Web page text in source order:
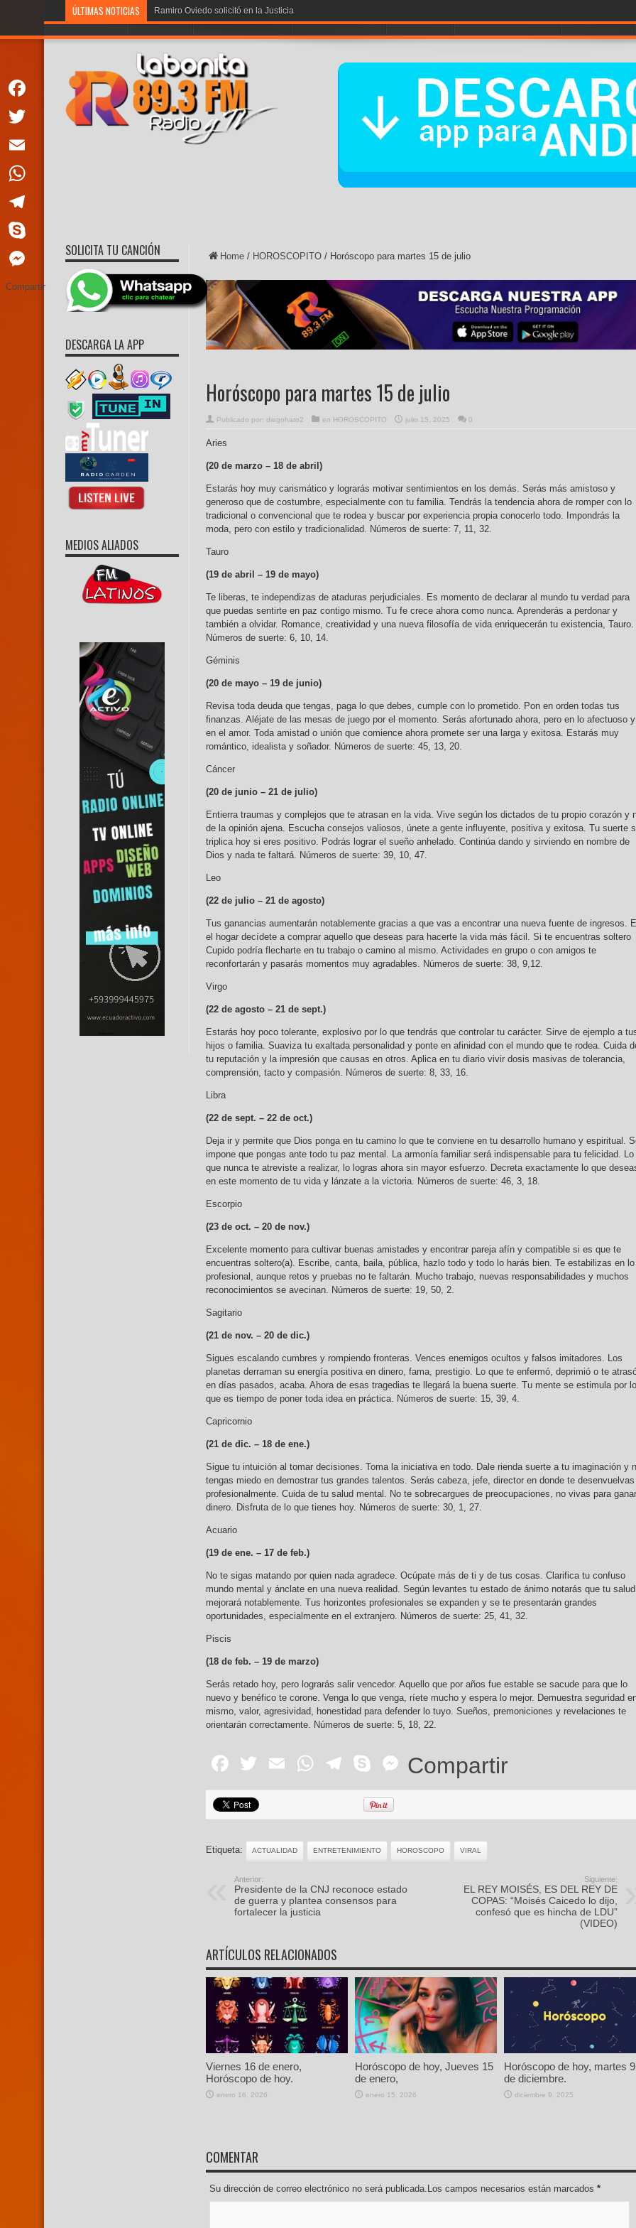
ÚLTIMAS NOTICIAS Ramiro Oviedo solicitó en la Justicia la quiebra de El Nacional
PORTADA LA BONITA PROGRAMACION VOTA POR LA # 1 NOTICIAS ENTRETENIMIENTO CONTÁCTOS
Home / HOROSCOPITO / Horóscopo para martes 15 de julio
Horóscopo para martes 15 de julio
Publicado por: diegoharo2 en HOROSCOPITO julio 15, 2025 0
Aries
(20 de marzo – 18 de abril)
Estarás hoy muy carismático y lograrás motivar sentimientos en los demás. Serás más amistoso y
generoso que de costumbre, especialmente con tu familia. Tendrás la tendencia ahora de romper con lo
tradicional o convencional que te rodea y buscar por experiencia propia conocerlo todo. Impondrás la
moda, pero con estilo y tradicionalidad. Números de suerte: 7, 11, 32.
Tauro
(19 de abril – 19 de mayo)
Te liberas, te independizas de ataduras perjudiciales. Es momento de declarar al mundo tu verdad para
que puedas sentirte en paz contigo mismo. Tu fe crece ahora como nunca. Aprenderás a perdonar y
también a olvidar. Romance, creatividad y una nueva filosofía de vida enriquecerán tu existencia, Tauro.
Números de suerte: 6, 10, 14.
Géminis
(20 de mayo – 19 de junio)
Revisa toda deuda que tengas, paga lo que debes, cumple con lo prometido. Pon en orden todas tus
finanzas. Aléjate de las mesas de juego por el momento. Serás afortunado ahora, pero en lo afectuoso y
en el amor. Toda amistad o unión que comience ahora promete ser una larga y exitosa. Estarás muy
romántico, idealista y soñador. Números de suerte: 45, 13, 20.
Cáncer
(20 de junio – 21 de julio)
Entierra traumas y complejos que te atrasan en la vida. Vive según los dictados de tu propio corazón y
de la opinión ajena. Escucha consejos valiosos, únete a gente influyente, positiva y exitosa. Tu suerte
triplica hoy si eres positivo. Podrás lograr el sueño anhelado. Continúa dando y sirviendo en nombre de
Dios y nada te faltará. Números de suerte: 39, 10, 47.
Leo
(22 de julio – 21 de agosto)
Tus ganancias aumentarán notablemente gracias a que vas a encontrar una nueva fuente de ingresos.
el hogar decídete a comprar aquello que deseas para hacerte la vida más fácil. Si te encuentras soltero
Cupido podría flecharte en tu trabajo o camino al mismo. Actividades en grupo o con amigos te
reconfortarán y pasarás momentos muy agradables. Números de suerte: 38, 9,12.
Virgo
(22 de agosto – 21 de sept.)
Estarás hoy poco tolerante, explosivo por lo que tendrás que controlar tu carácter. Sirve de ejemplo a
hijos o familia. Suaviza tu exaltada personalidad y ponte en afinidad con el mundo que te rodea. Cuida
tu reputación y la impresión que causas en otros. Aplica en tu diario vivir dosis masivas de tolerancia,
comprensión, tacto y compasión. Números de suerte: 8, 33, 16.
Libra
(22 de sept. – 22 de oct.)
Deja ir y permite que Dios ponga en tu camino lo que te conviene en tu desarrollo humano y espiritual.
impone que pongas ante todo tu paz mental. La armonía familiar será indispensable para tu felicidad. Lo
que nunca te atreviste a realizar, lo logras ahora sin mayor esfuerzo. Decreta exactamente lo que
en este momento de tu vida y lánzate a la victoria. Números de suerte: 46, 3, 18.
Escorpio
(23 de oct. – 20 de nov.)
Excelente momento para cultivar buenas amistades y encontrar pareja afín y compatible si es que te
encuentras soltero(a). Escribe, canta, baila, pública, hazlo todo y todo lo harás bien. Te estabilizas en lo
profesional, aunque retos y pruebas no te faltarán. Mucho trabajo, nuevas responsabilidades y muchos
reconocimientos se avecinan. Números de suerte: 19, 50, 2.
Sagitario
(21 de nov. – 20 de dic.)
Sigues escalando cumbres y rompiendo fronteras. Vences enemigos ocultos y falsos imitadores. Los
planetas derraman su energía positiva en dinero, fama, prestigio. Lo que te enfermó, deprimió o te
en días pasados, acaba. Ahora de esas tragedias te llegará la buena suerte. Tu mente se estimula por lo
que es tiempo de poner toda idea en práctica. Números de suerte: 15, 39, 4.
Capricornio
(21 de dic. – 18 de ene.)
Sigue tu intuición al tomar decisiones. Toma la iniciativa en todo. Dale rienda suerte a tu imaginación y
tengas miedo en demostrar tus grandes talentos. Serás cabeza, jefe, director en donde te desenvuelvas
profesionalmente. Cuida de tu salud mental. No te sobrecargues de preocupaciones, no vivas para ganar
dinero. Disfruta de lo que tienes hoy. Números de suerte: 30, 1, 27.
Acuario
(19 de ene. – 17 de feb.)
No te sigas matando por quien nada agradece. Ocúpate más de ti y de tus cosas. Clarifica tu confuso
mundo mental y ánclate en una nueva realidad. Según levantes tu estado de ánimo notarás que tu salud
mejorará notablemente. Tus horizontes profesionales se expanden y se te presentarán grandes
oportunidades, especialmente en el extranjero. Números de suerte: 25, 41, 32.
Piscis
(18 de feb. – 19 de marzo)
Serás retado hoy, pero lograrás salir vencedor. Aquello que por años fue estable se sacude para que lo
nuevo y benéfico te corone. Venga lo que venga, ríete mucho y espera lo mejor. Demuestra seguridad
mismo, valor, agresividad, honestidad para defender lo tuyo. Sueños, premoniciones y revelaciones te
orientarán correctamente. Números de suerte: 5, 18, 22.
Facebook
Twitter
EmailWhatsApp
Telegram
SkypeMessenger
Compartir
Etiqueta: ACTUALIDAD ENTRETENIMIENTO HOROSCOPO VIRAL
Anterior:
Presidente de la CNJ reconoce estado
de guerra y plantea consensos para
fortalecer la justicia
Siguiente:
EL REY MOISÉS, ES DEL REY DE
COPAS: “Moisés Caicedo lo dijo,
confesó que es hincha de LDU”
(VIDEO)
ARTÍCULOS RELACIONADOS
Viernes 16 de enero,
Horóscopo de hoy.
enero 16, 2026
Horóscopo de hoy, Jueves 15
de enero,
enero 15, 2026
Horóscopo de hoy, martes 9
de diciembre.
diciembre 9, 2025
COMENTAR
Su dirección de correo electrónico no será publicada.Los campos necesarios están marcados *
SOLICITA TU CANCIÓN
DESCARGA LA APP
MEDIOS ALIADOS
Facebook
Twitter
Email
WhatsApp
Telegram
Skype
Messenger
Compartir